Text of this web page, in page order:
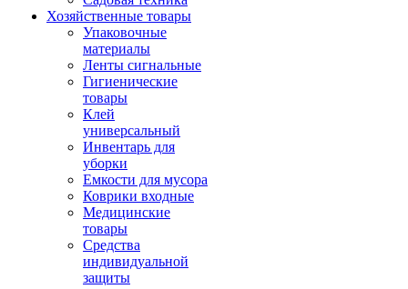
Хозяйственные товары
Упаковочные
материалы
Ленты сигнальные
Гигиенические
товары
Клей
универсальный
Инвентарь для
уборки
Емкости для мусора
Коврики входные
Медицинские
товары
Средства
индивидуальной
защиты